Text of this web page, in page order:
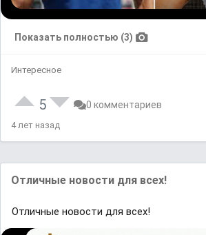
Показать полностью (3)
Интересное
5 0 комментариев
4 лет назад
Отличные новости для всех!
Отличные новости для всех!